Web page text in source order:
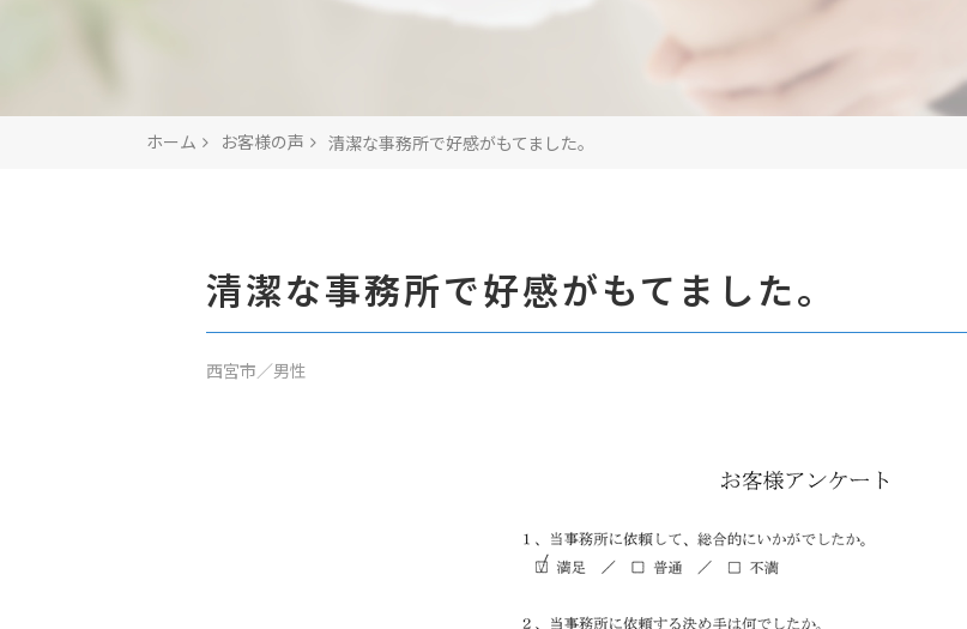
ホーム お客様の声 清潔な事務所で好感がもてました。
清潔な事務所で好感がもてました。
西宮市／男性